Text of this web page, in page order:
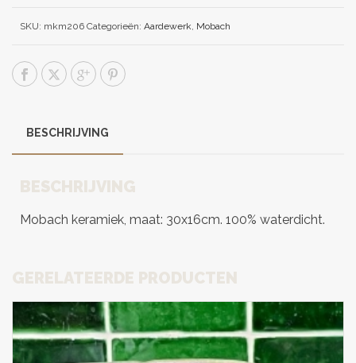
SKU: mkm206 Categorieën: Aardewerk, Mobach
BESCHRIJVING
BESCHRIJVING
Mobach keramiek, maat: 30x16cm. 100% waterdicht.
GERELATEERDE PRODUCTEN